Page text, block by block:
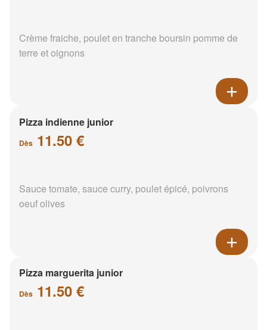
Crème fraiche, poulet en tranche boursin pomme de
terre et oignons
Pizza indienne junior
Dès 11.50 €
Sauce tomate, sauce curry, poulet épicé, poivrons
oeuf olives
Pizza marguerita junior
Dès 11.50 €